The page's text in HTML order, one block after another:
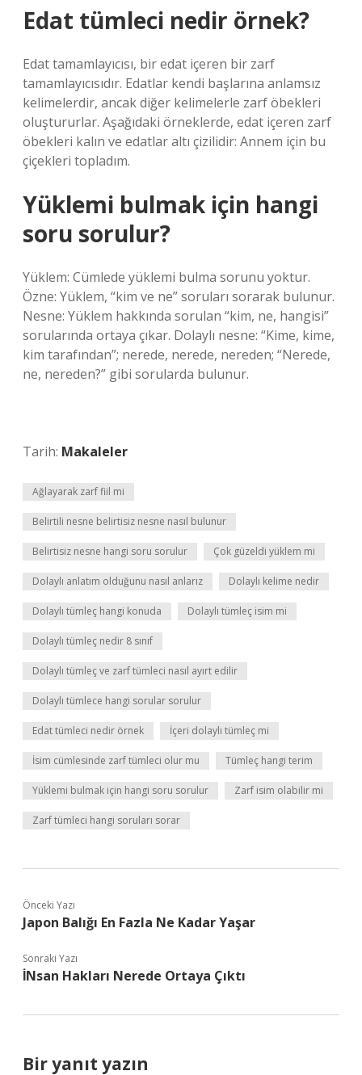
Edat tümleci nedir örnek?
Edat tamamlayıcısı, bir edat içeren bir zarf
tamamlayıcısıdır. Edatlar kendi başlarına anlamsız
kelimelerdir, ancak diğer kelimelerle zarf öbekleri
oluştururlar. Aşağıdaki örneklerde, edat içeren zarf
öbekleri kalın ve edatlar altı çizilidir: Annem için bu
çiçekleri topladım.
Yüklemi bulmak için hangi
soru sorulur?
Yüklem: Cümlede yüklemi bulma sorunu yoktur.
Özne: Yüklem, “kim ve ne” soruları sorarak bulunur.
Nesne: Yüklem hakkında sorulan “kim, ne, hangisi”
sorularında ortaya çıkar. Dolaylı nesne: “Kime, kime,
kim tarafından”; nerede, nerede, nereden; “Nerede,
ne, nereden?” gibi sorularda bulunur.
Tarih: Makaleler
Ağlayarak zarf fiil mi
Belirtili nesne belirtisiz nesne nasıl bulunur
Belirtisiz nesne hangi soru sorulur Çok güzeldi yüklem mi
Dolaylı anlatım olduğunu nasıl anlarız Dolaylı kelime nedir
Dolaylı tümleç hangi konuda Dolaylı tümleç isim mi
Dolaylı tümleç nedir 8 sınıf
Dolaylı tümleç ve zarf tümleci nasıl ayırt edilir
Dolaylı tümlece hangi sorular sorulur
Edat tümleci nedir örnek İçeri dolaylı tümleç mi
İsim cümlesinde zarf tümleci olur mu Tümleç hangi terim
Yüklemi bulmak için hangi soru sorulur Zarf isim olabilir mi
Zarf tümleci hangi soruları sorar
Önceki Yazı
Japon Balığı En Fazla Ne Kadar Yaşar
Sonraki Yazı
İNsan Hakları Nerede Ortaya Çıktı
Bir yanıt yazın